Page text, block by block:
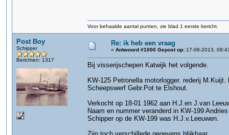
Voor behaalde aantal punten, zie blad 1 eerste bericht.
Post Boy
Schipper
Berichten: 1317
Re: ik heb een vraag
« Antwoord #1000 Gepost op: 17-08-2013,
Bij visserijschepen Katwijk het volgende.
KW-125 Petronella motorlogger. rederij M.Kuijt.
Scheepswerf Gebr.Pot te Elshout.
Verkocht op 18-01 1962 aan H.J.en J.van
Naam en nummer veranderd in KW-199
Schipper op de KW-199 was H.J.v.Leeuwen.